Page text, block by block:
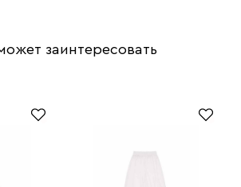
заинтересовать